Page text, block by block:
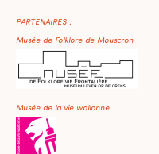
PARTENAIRES :
Musée de Folklore de Mouscron
Musée de la vie wallonne